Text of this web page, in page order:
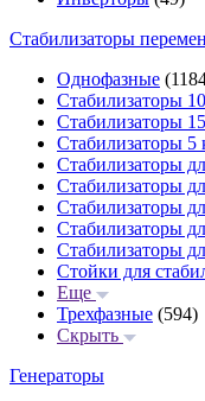
Стабилизаторы
Однофазные
Стабилизаторы
Стабилизаторы
Стабилизаторы 5
Стабилизаторы
Стабилизаторы
Стабилизаторы
Стабилизаторы
Стабилизаторы
Стойки для
Еще
Трехфазные (594)
Скрыть
Генераторы